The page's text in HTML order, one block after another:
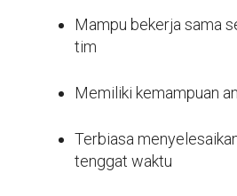
Mampu bekerja sama
tim
Memiliki kemampuan
Terbiasa
tenggat waktu